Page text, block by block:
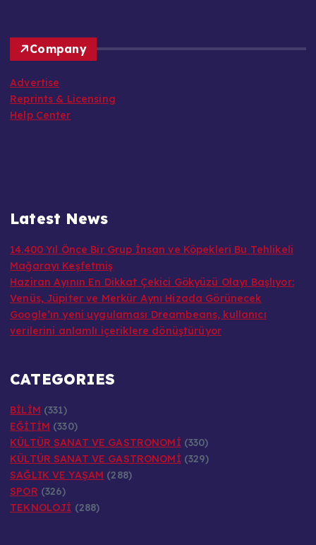
Company
Advertise
Reprints & Licensing
Help Center
Latest News
14.400 Yıl Önce Bir Grup İnsan ve Köpekleri Bu Tehlikeli
Mağarayı Keşfetmiş
Haziran Ayının En Dikkat Çekici Gökyüzü Olayı Başlıyor:
Venüs, Jüpiter ve Merkür Aynı Hizada Görünecek
Google’ın yeni uygulaması Dreambeans, kullanıcı
verilerini anlamlı içeriklere dönüştürüyor
CATEGORIES
BİLİM (331)
EĞİTİM (330)
KÜLTÜR SANAT VE GASTRONOMİ (330)
KÜLTÜR SANAT VE GASTRONOMİ (329)
SAĞLIK VE YAŞAM (288)
SPOR (326)
TEKNOLOJİ (288)